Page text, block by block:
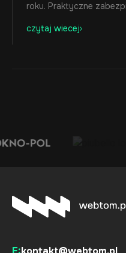
roku. Praktyczne
czytaj wiecej